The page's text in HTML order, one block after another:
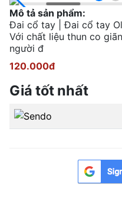
Mô tả sản phẩm:
Đai cổ tay | Đai cổ tay
Với chất liệu thun co
người đ
120.000đ
Giá tốt nhất